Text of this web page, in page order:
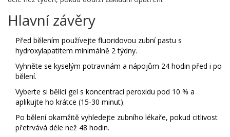
Hlavní závěry
Před bělením používejte fluoridovou zubní pastu s
hydroxylapatitem minimálně 2 týdny.
Vyhněte se kyselým potravinám a nápojům 24 hodin před i po
bělení.
Vyberte si bělící gel s koncentrací peroxidu pod 10 % a
aplikujte ho krátce (15-30 minut).
Po bělení okamžitě vyhledejte zubního lékaře, pokud citlivost
přetrvává déle než 48 hodin.